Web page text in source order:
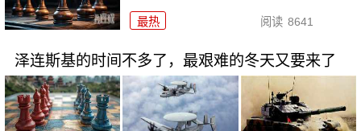
最热 阅读 8641
泽连斯基的时间不多了，最艰难的冬天又要来了